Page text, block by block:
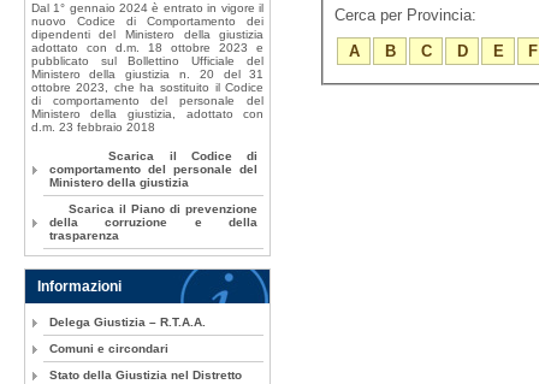
Cerca per Provincia:
A
B C D E F
Dal 1° gennaio 2024 è entrato in vigore il
nuovo Codice di Comportamento dei
dipendenti del Ministero della giustizia
adottato con d.m. 18 ottobre 2023 e
pubblicato sul Bollettino Ufficiale del
Ministero della giustizia n. 20 del 31
ottobre 2023, che ha sostituito il Codice
di comportamento del personale del
Ministero della giustizia, adottato con
d.m. 23 febbraio 2018
Scarica il Codice di
comportamento del personale del
Ministero della giustizia
Scarica il Piano di prevenzione
della corruzione e della
trasparenza
Informazioni
Delega Giustizia – R.T.A.A.
Comuni e circondari
Stato della Giustizia nel Distretto